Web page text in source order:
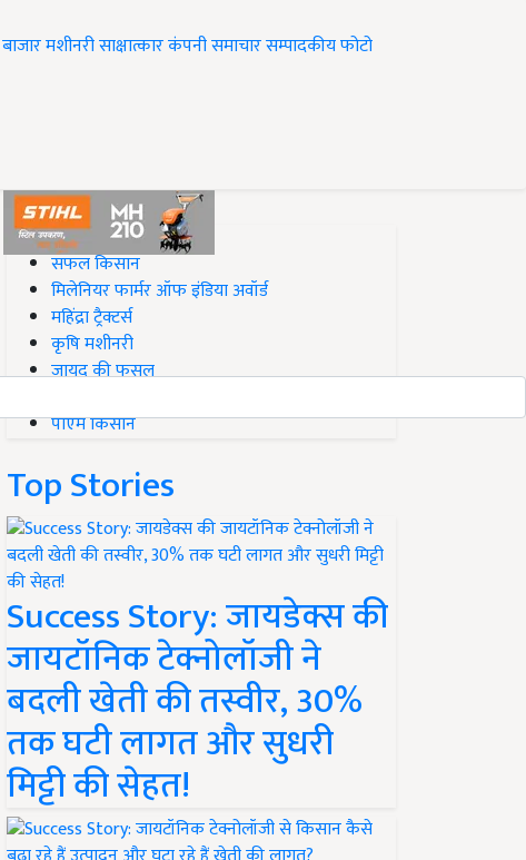
बाजारमशीनरीसाक्षात्कारकंपनी समाचारसम्पादकीयफोटो
#Top on Krishi Jagran
सफल किसान
मिलेनियर फार्मर ऑफ इंडिया अवॉर्ड
महिंद्रा ट्रैक्टर्स
कृषि मशीनरी
जायद की फसल
पीएम किसान
Top Stories
Success Story: जायडेक्स की
जायटॉनिक टेक्नोलॉजी ने
बदली खेती की तस्वीर, 30%
तक घटी लागत और सुधरी
मिट्टी की सेहत!